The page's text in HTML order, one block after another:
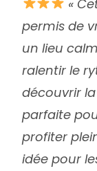
«
permis de
un lieu
ralentir le
découvrir
parfaite
profiter
idée pour